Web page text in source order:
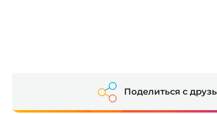
Поделиться с